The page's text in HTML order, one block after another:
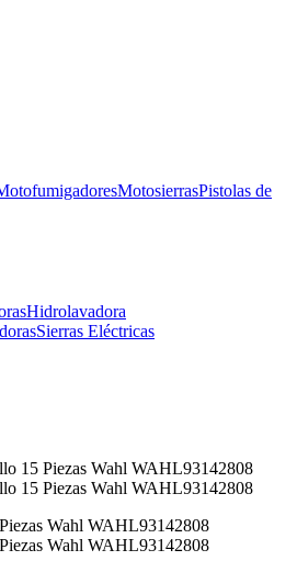
MotosierrasPistolas de
Hidrolavadora
Sierras Eléctricas